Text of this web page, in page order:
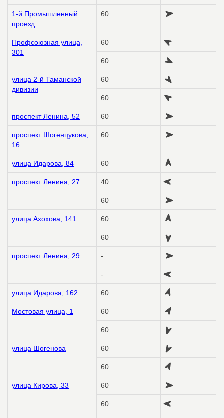
1-й Промышленный
проезд
60
Профсоюзная улица,
301
60
60
улица 2-й Таманской
дивизии
60
60
проспект Ленина, 52 60
проспект Шогенцукова,
16
60
улица Идарова, 84 60
проспект Ленина, 27 40
60
улица Ахохова, 141 60
60
проспект Ленина, 29 -
-
улица Идарова, 162 60
Мостовая улица, 1 60
60
улица Шогенова 60
60
улица Кирова, 33 60
60